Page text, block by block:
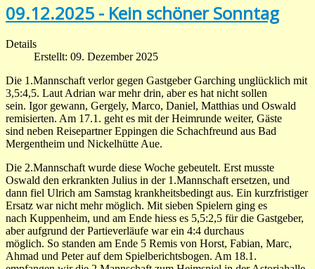
09.12.2025 - Kein schöner Sonntag
Details
Erstellt: 09. Dezember 2025
Die 1.Mannschaft verlor gegen Gastgeber Garching unglücklich mit
3,5:4,5. Laut Adrian war mehr drin, aber es hat nicht sollen
sein. Igor gewann, Gergely, Marco, Daniel, Matthias und Oswald
remisierten. Am 17.1. geht es mit der Heimrunde weiter, Gäste
sind neben Reisepartner Eppingen die Schachfreund aus Bad
Mergentheim und Nickelhütte Aue.
Die 2.Mannschaft wurde diese Woche gebeutelt. Erst musste
Oswald den erkrankten Julius in der 1.Mannschaft ersetzen, und
dann fiel Ulrich am Samstag krankheitsbedingt aus. Ein kurzfristiger
Ersatz war nicht mehr möglich. Mit sieben Spielern ging es
nach Kuppenheim, und am Ende hiess es 5,5:2,5 für die Gastgeber,
aber aufgrund der Partieverläufe war ein 4:4 durchaus
möglich. So standen am Ende 5 Remis von Horst, Fabian, Marc,
Ahmad und Peter auf dem Spielberichtsbogen. Am 18.1.